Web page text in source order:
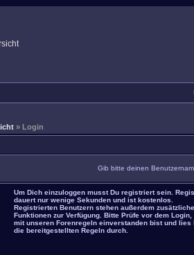
» Login
Gib bitte deinen
Um Dich einzuloggen musst Du registriert sein.
dauert nur wenige Sekunden und ist kostenlos.
Registrierten Benutzern stehen außerdem zusätzliche
Funktionen zur Verfügung. Bitte Prüfe vor dem Login,
mit unseren Forenregeln einverstanden bist und lies
die bereitgestellten Regeln durch.